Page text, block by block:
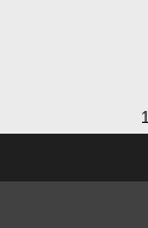
ce que c'était.
1